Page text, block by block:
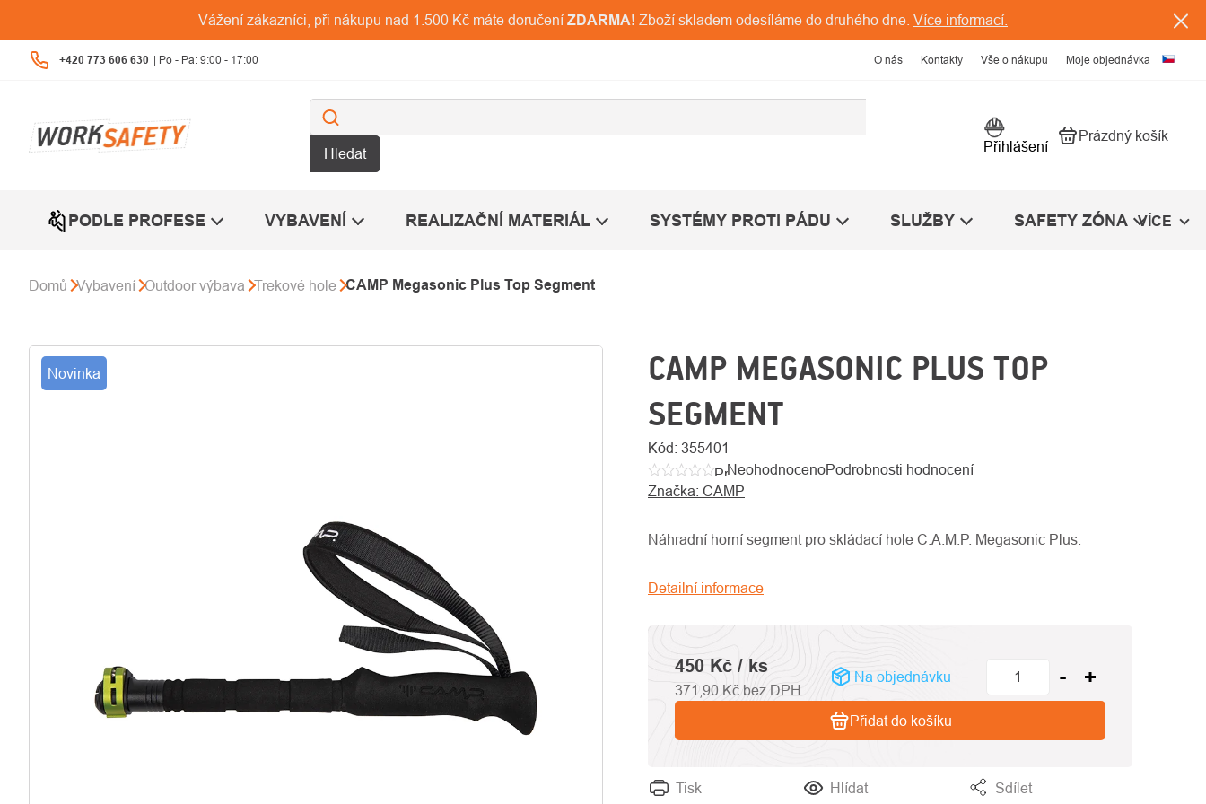
obsah
Vážení zákazníci, při nákupu nad 1.500 Kč máte doručení ZDARMA! Zboží skladem odesíláme do druhého dne. Více informací.
+420 773 606 630 O nás Kontakty Vše o nákupu Moje objednávka
Hledat Přihlášení Nákupní košík
Prázdný košík
PODLE PROFESE VYBAVENÍ REALIZAČNÍ MATERIÁL SYSTÉMY PROTI PÁDU SLUŽBY SAFETY ZÓNA VÍCE
Domů Vybavení Outdoor výbava Trekové hole CAMP Megasonic Plus Top Segment
Novinka
CAMP MEGASONIC PLUS TOP
SEGMENT
Kód: 355401
Průměrné
hodnocení
je
z
hvězdiček.
NeohodnocenoPodrobnosti hodnocení
Značka: CAMP
Náhradní horní segment pro skládací hole C.A.M.P. Megasonic Plus.
Detailní informace
Tisk Hlídat Sdílet
450 Kč / ks
371,90 Kč bez DPH
Na objednávku
Přidat do košíku